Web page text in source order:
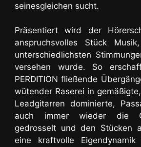
seinesgleichen sucht.
Präsentiert wird der
anspruchsvolles Stück
unterschiedlichsten
versehen wurde. So
PERDITIONfließende
wütender Raserei in
Leadgitarren dominierte,
auch immer wieder die
gedrosselt und den Stücken
eine kraftvolle